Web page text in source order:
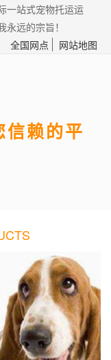
一站式宠物托运运
远的宗旨！
全国网点
网站地图
赖的平